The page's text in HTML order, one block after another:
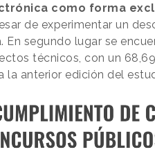
como forma
de experimentar un
En segundo lugar se
técnicos, con un
la anterior edición del